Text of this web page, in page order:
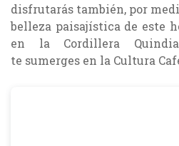
disfrutarás también, por
belleza paisajística de este
en la Cordillera
te sumerges en la Cultura